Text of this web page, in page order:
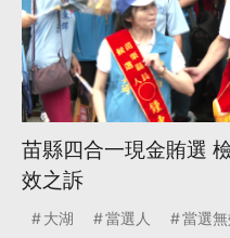
苗縣四合一現金賄選
效之訴
大湖 當選人 當選無